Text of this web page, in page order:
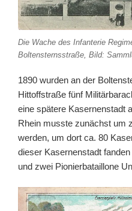
Die Wache des Infanterie
Boltensternsstraße, Bild:
1890 wurden an der
Hittoffstraße fünf
eine spätere Kasernenstadt
Rhein musste zunächst um
werden, um dort ca. 80
dieser Kasernenstadt
und zwei Pionierbataillone